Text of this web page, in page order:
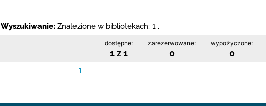
Wyszukiwanie: Znalezione w bibliotekach: 1 .
dostępne:
1 z 1
zarezerwowane:
0
wypożyczone:
0
1